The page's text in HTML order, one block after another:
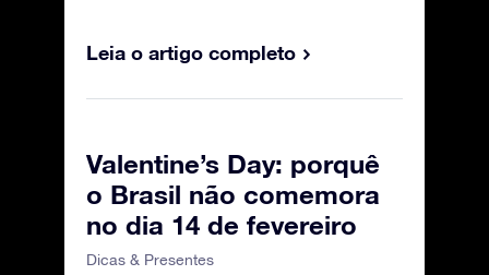
Leia o artigo completo
Valentine’s Day: porquê
o Brasil não comemora
no dia 14 de fevereiro
Dicas & Presentes